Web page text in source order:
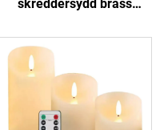
skreddersydd brass
bryllupsinvitasjon og brev